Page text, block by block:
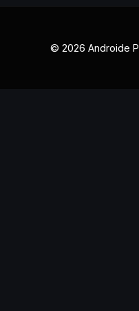
© 2026 Androide